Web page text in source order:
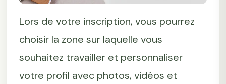
Lors de votre inscription, vous pourrez
choisir la zone sur laquelle vous
souhaitez travailler et personnaliser
votre profil avec photos, vidéos et